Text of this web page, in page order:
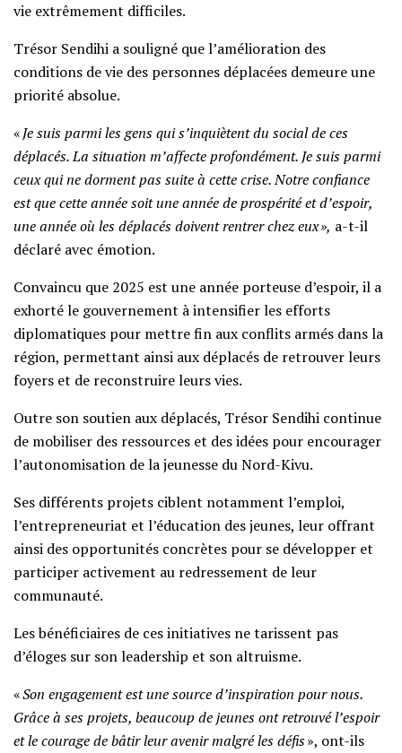
vie extrêmement difficiles.
Trésor Sendihi a souligné que l’amélioration des
conditions de vie des personnes déplacées demeure une
priorité absolue.
«Je suis parmi les gens qui s’inquiètent du social de ces
déplacés. La situation m’affecte profondément. Je suis parmi
ceux qui ne dorment pas suite à cette crise. Notre confiance
est que cette année soit une année de prospérité et d’espoir,
une année où les déplacés doivent rentrer chez eux », a-t-il
déclaré avec émotion.
Convaincu que 2025 est une année porteuse d’espoir, il a
exhorté le gouvernement à intensifier les efforts
diplomatiques pour mettre fin aux conflits armés dans la
région, permettant ainsi aux déplacés de retrouver leurs
foyers et de reconstruire leurs vies.
Outre son soutien aux déplacés, Trésor Sendihi continue
de mobiliser des ressources et des idées pour encourager
l’autonomisation de la jeunesse du Nord-Kivu.
Ses différents projets ciblent notamment l’emploi,
l’entrepreneuriat et l’éducation des jeunes, leur offrant
ainsi des opportunités concrètes pour se développer et
participer activement au redressement de leur
communauté.
Les bénéficiaires de ces initiatives ne tarissent pas
d’éloges sur son leadership et son altruisme.
«Son engagement est une source d’inspiration pour nous.
Grâce à ses projets, beaucoup de jeunes ont retrouvé l’espoir
et le courage de bâtir leur avenir malgré les défis», ont-ils